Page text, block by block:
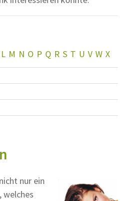
L M N O P Q R S T U V W X
nur ein
welches